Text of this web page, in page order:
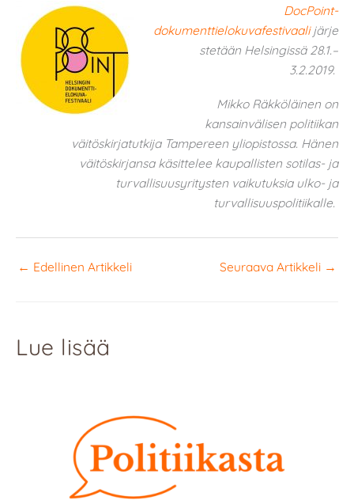
DocPoint-
dokumenttielokuvafestivaalijärje
stetään Helsingissä 28.1.–
3.2.2019.
Mikko Räkköläinen on
kansainvälisen politiikan
väitöskirjatutkija Tampereen yliopistossa. Hänen
väitöskirjansa käsittelee kaupallisten sotilas- ja
turvallisuusyritysten vaikutuksia ulko- ja
turvallisuuspolitiikalle.
← Edellinen Artikkeli Seuraava Artikkeli →
Lue lisää